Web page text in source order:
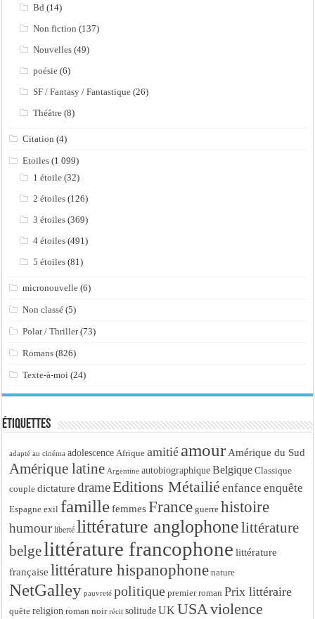
Bd (14)
Non fiction (137)
Nouvelles (49)
poésie (6)
SF / Fantasy / Fantastique (26)
Théâtre (8)
Citation (4)
Etoiles (1 099)
1 étoile (32)
2 étoiles (126)
3 étoiles (369)
4 étoiles (491)
5 étoiles (81)
micronouvelle (6)
Non classé (5)
Polar / Thriller(73)
Romans (826)
Texte-à-moi (24)
Étiquettes
adapté au cinéma adolescence Afrique amitié amour Amérique du Sud
Amérique latine Argentine autobiographique Belgique Classique
couple dictature drameEditions Métailié enfance enquête
Espagne exil famille femmes France guerre histoire
humour liberté littérature anglophonelittérature
belgelittérature francophone littérature
française littérature hispanophone nature
NetGalley pauvreté politique premier roman Prix littéraire
quête religion roman noir récit solitude UK USAviolence